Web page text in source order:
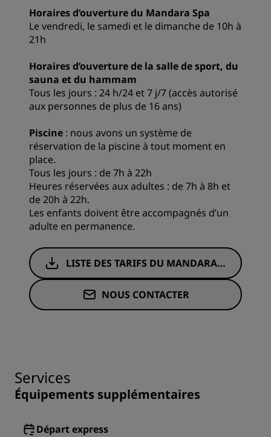
Horaires d’ouverture du Mandara Spa
Le vendredi, le samedi et le dimanche de 10h à
21h
Horaires d’ouverture de la salle de sport, du
sauna et du hammam
Tous les jours : 24 h/24 et 7 j/7 (accès autorisé
aux personnes de plus de 16 ans)
Piscine : nous avons un système de
réservation de la piscine à tout moment en
place.
Tous les jours : de 7h à 22h
Heures réservées aux adultes : de 7h à 8h et
de 20h à 22h.
Les enfants doivent être accompagnés d’un
adulte en permanence.
LISTE DES TARIFS DU MANDARA S
PA
NOUS CONTACTER
Services
Équipements supplémentaires
Départ express